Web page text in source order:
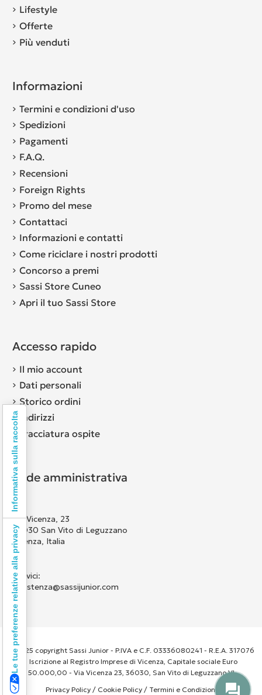
Lifestyle
Offerte
Più venduti
Informazioni
Termini e condizioni d'uso
Spedizioni
Pagamenti
F.A.Q.
Recensioni
Foreign Rights
Promo del mese
Contattaci
Informazioni e contatti
Come riciclare i nostri prodotti
Concorso a premi
Sassi Store Cuneo
Apri il tuo Sassi Store
Accesso rapido
Il mio account
Dati personali
Storico ordini
Indirizzi
Tracciatura ospite
Sede amministrativa
Via Vicenza, 23
36030 San Vito di Leguzzano
Vicenza, Italia
Scrivici:
assistenza@sassijunior.com
© 2025 copyright Sassi Junior - P.IVA e C.F. 03336080241 - R.E.A. 317076
- Iscrizione al Registro Imprese di Vicenza, Capitale sociale Euro
50.000,00 - Via Vicenza 23, 36030, San Vito di Leguzzano VI
Privacy Policy/ Cookie Policy/ Termini e Condizioni
Le tue preferenze relative alla privacy
Informativa sulla raccolta